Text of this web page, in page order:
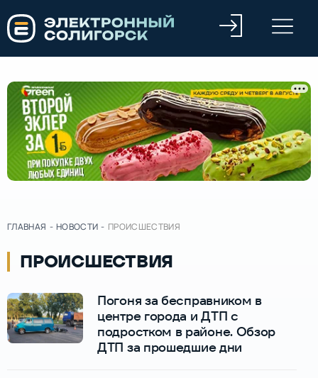
ГЛАВНАЯ - НОВОСТИ - ПРОИСШЕСТВИЯ
ПРОИСШЕСТВИЯ
Погоня за бесправником в
центре города и ДТП с
подростком в районе. Обзор
ДТП за прошедшие дни